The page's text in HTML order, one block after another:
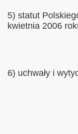
5) statut
kwietnia 2006
6) uchwały i